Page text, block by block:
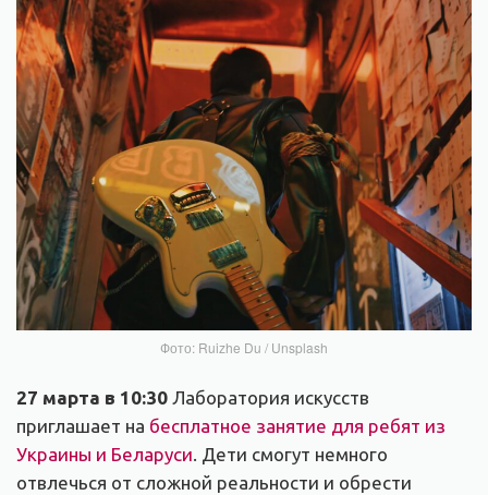
Фото: Ruizhe Du / Unsplash
27 марта в 10:30 Лаборатория искусств
приглашает на бесплатное занятие для ребят из
Украины и Беларуси. Дети смогут немного
отвлечься от сложной реальности и обрести